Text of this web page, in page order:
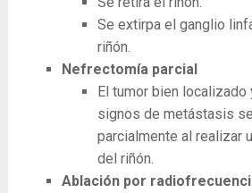
Se extirpa el ganglio
riñón.
Nefrectomía parcial
El tumor bien
signos de metástasis
parcialmente al realizar
del riñón.
Ablación por